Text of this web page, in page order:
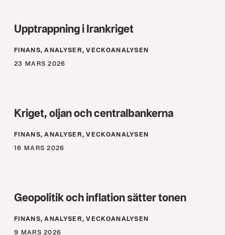
Upptrappning i Irankriget
FINANS, ANALYSER, VECKOANALYSEN
23 MARS 2026
Kriget, oljan och centralbankerna
FINANS, ANALYSER, VECKOANALYSEN
16 MARS 2026
Geopolitik och inflation sätter tonen
FINANS, ANALYSER, VECKOANALYSEN
9 MARS 2026